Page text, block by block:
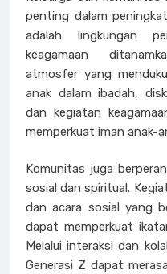
penting dalam
adalah lingkungan
keagamaan
atmosfer yang
anak dalam ibadah,
dan kegiatan
memperkuat iman anak-
Komunitas juga
sosial dan spiritual.
dan acara sosial yang
dapat memperkuat
Melalui interaksi dan
Generasi Z dapat